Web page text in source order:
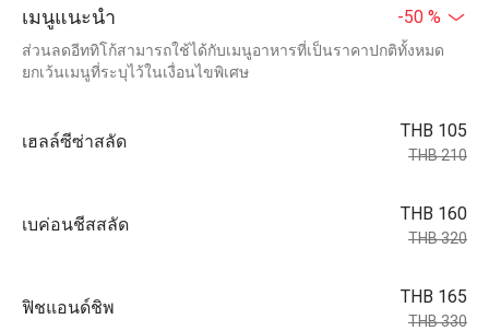
เมนูแนะนำ -50 %
ส่วนลดอีททิโก้สามารถใช้ได้กับเมนูอาหารที่เป็นราคาปกติทั้งหมด
ยกเว้นเมนูที่ระบุไว้ในเงื่อนไขพิเศษ
เฮลล์ซีซ่าสลัด
THB 105
THB 210
เบค่อนชีสสลัด
THB 160
THB 320
ฟิชแอนด์ชิพ
THB 165
THB 330